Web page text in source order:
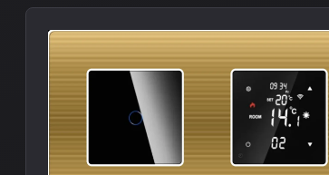
18 VARIANT
Rámečky a panely
Zobrazit